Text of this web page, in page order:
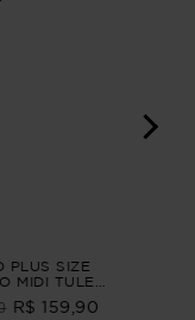
PLUS SIZE
MIDI TULE
Azul G
R$ 159,90